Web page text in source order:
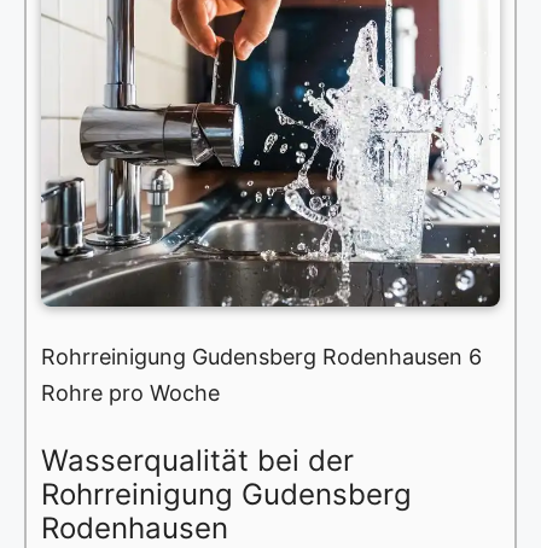
Rohrreinigung Gudensberg Rodenhausen 6
Rohre pro Woche
Wasserqualität bei der
Rohrreinigung Gudensberg
Rodenhausen